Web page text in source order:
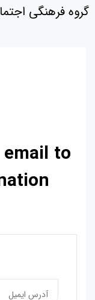
گروه فرهنگی
to